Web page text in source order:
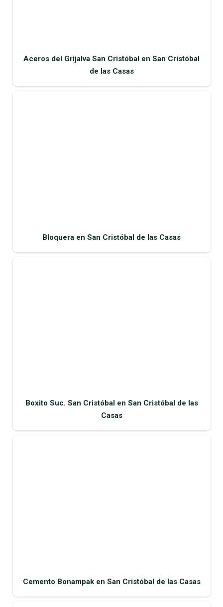
Aceros del Grijalva San Cristóbal en San Cristóbal
de las Casas
Bloquera en San Cristóbal de las Casas
Boxito Suc. San Cristóbal en San Cristóbal de las
Casas
Cemento Bonampak en San Cristóbal de las Casas